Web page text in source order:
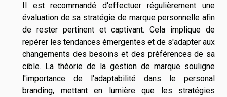
Il est recommandé d'effectuer régulièrement une
évaluation de sa stratégie de marque personnelle afin
de rester pertinent et captivant. Cela implique de
repérer les tendances émergentes et de s'adapter aux
changements des besoins et des préférences de sa
cible. La théorie de la gestion de marque souligne
l'importance de l'adaptabilité dans le personal
branding, mettant en lumière que les stratégies